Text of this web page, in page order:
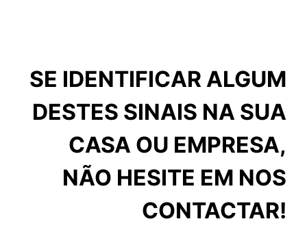
SE IDENTIFICAR ALGUM
DESTES SINAIS NA SUA
CASA OU EMPRESA,
NÃO HESITE EM NOS
CONTACTAR!